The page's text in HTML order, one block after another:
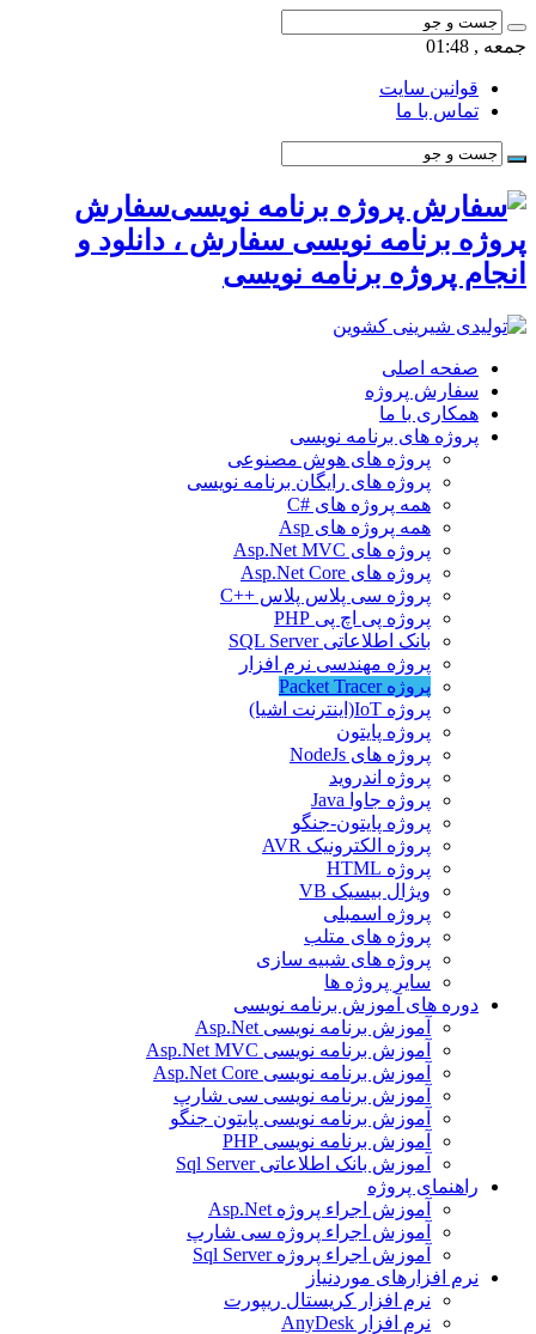
جمعه , 01:48
قوانین سایت
تماس با ما
سفارش
پروژه برنامه نویسی سفارش ، دانلود و
انجام پروژه برنامه نویسی
صفحه اصلی
سفارش پروژه
همکاری با ما
پروژه های برنامه نویسی
پروژه های هوش مصنوعی
پروژه های رایگان برنامه نویسی
همه پروژه های #C
همه پروژه های Asp
پروژه های Asp.Net MVC
پروژه های Asp.Net Core
پروژه سی پلاس پلاس ++C
پروژه پی اچ پی PHP
بانک اطلاعاتی SQL Server
پروژه مهندسی نرم افزار
پروژه Packet Tracer
پروژه IoT(اینترنت اشیا)
پروژه پایتون
پروژه های NodeJs
پروژه اندروید
پروژه جاوا Java
پروژه پایتون-جنگو
پروژه الکترونیک AVR
پروژه HTML
ویژال بیسیک VB
پروژه اسمبلی
پروژه های متلب
پروژه های شبیه سازی
سایر پروژه ها
دوره های آموزش برنامه نویسی
آموزش برنامه نویسی Asp.Net
آموزش برنامه نویسی Asp.Net MVC
آموزش برنامه نویسی Asp.Net Core
آموزش برنامه نویسی سی شارپ
آموزش برنامه نویسی پایتون جنگو
آموزش برنامه نویسی PHP
آموزش بانک اطلاعاتی Sql Server
راهنمای پروژه
آموزش اجراء پروژه Asp.Net
آموزش اجراء پروژه سی شارپ
آموزش اجراء پروژه Sql Server
نرم افزارهای موردنیاز
نرم افزار کریستال ریپورت
نرم افزار AnyDesk